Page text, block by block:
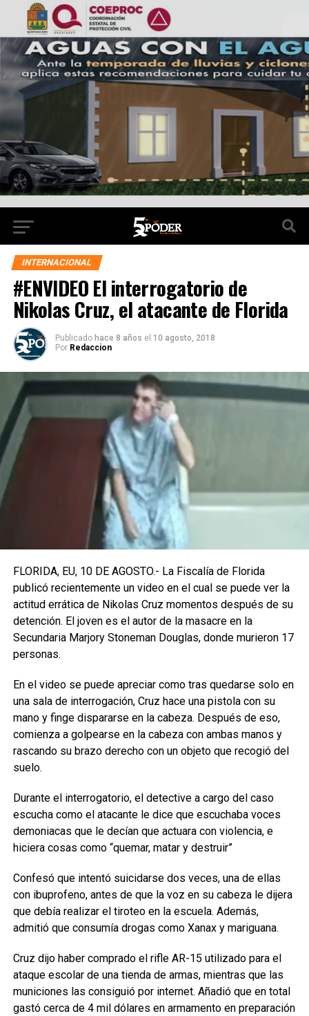
INTERNACIONAL
#ENVIDEO El interrogatorio de
Nikolas Cruz, el atacante de Florida
Publicado hace 8 años el 10 agosto, 2018
Por Redaccion
FLORIDA, EU, 10 DE AGOSTO.- La Fiscalía de Florida
publicó recientemente un video en el cual se puede ver la
actitud errática de Nikolas Cruz momentos después de su
detención. El joven es el autor de la masacre en la
Secundaria Marjory Stoneman Douglas, donde murieron 17
personas.
En el video se puede apreciar como tras quedarse solo en
una sala de interrogación, Cruz hace una pistola con su
mano y finge dispararse en la cabeza. Después de eso,
comienza a golpearse en la cabeza con ambas manos y
rascando su brazo derecho con un objeto que recogió del
suelo.
Durante el interrogatorio, el detective a cargo del caso
escucha como el atacante le dice que escuchaba voces
demoniacas que le decían que actuara con violencia, e
hiciera cosas como “quemar, matar y destruir”
Confesó que intentó suicidarse dos veces, una de ellas
con ibuprofeno, antes de que la voz en su cabeza le dijera
que debía realizar el tiroteo en la escuela. Además,
admitió que consumía drogas como Xanax y mariguana.
Cruz dijo haber comprado el rifle AR-15 utilizado para el
ataque escolar de una tienda de armas, mientras que las
municiones las consiguió por internet. Añadió que en total
gastó cerca de 4 mil dólares en armamento en preparación